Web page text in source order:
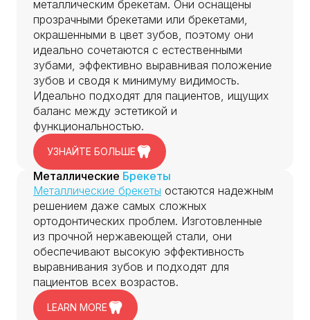
металлическим брекетам. Они оснащены
прозрачными брекетами или брекетами,
окрашенными в цвет зубов, поэтому они
идеально сочетаются с естественными
зубами, эффективно выравнивая положение
зубов и сводя к минимуму видимость.
Идеально подходят для пациентов, ищущих
баланс между эстетикой и
функциональностью.
УЗНАЙТЕ БОЛЬШЕ
Металлические Брекеты
Металлические брекеты остаются надежным
решением даже самых сложных
ортодонтических проблем. Изготовленные
из прочной нержавеющей стали, они
обеспечивают высокую эффективность
выравнивания зубов и подходят для
пациентов всех возрастов.
LEARN MORE